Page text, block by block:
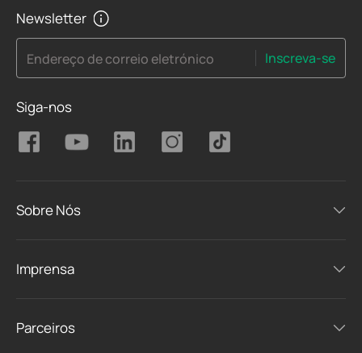
Newsletter
Endereço de correio eletrónico Inscreva-se
Siga-nos
Sobre Nós
Imprensa
Parceiros